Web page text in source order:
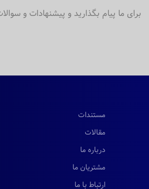
برای ما پیام بگذارید و پیشنهادات و
مستندات
مقالات
درباره ما
مشتریان ما
ارتباط با ما